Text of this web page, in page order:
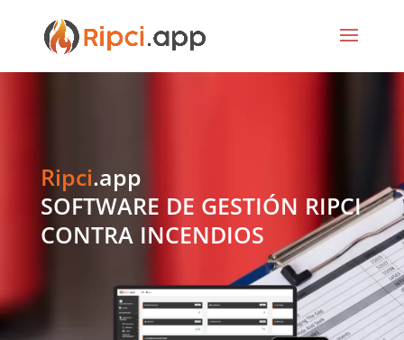
Ripci.app
SOFTWARE DE GESTIÓN RIPCI
CONTRA INCENDIOS